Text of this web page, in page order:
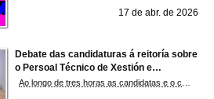
17 de abr. de 2026
Debate das candidaturas á reitoría sobre
o Persoal Técnico de Xestión e
Administración de Servizos (PTXAS)